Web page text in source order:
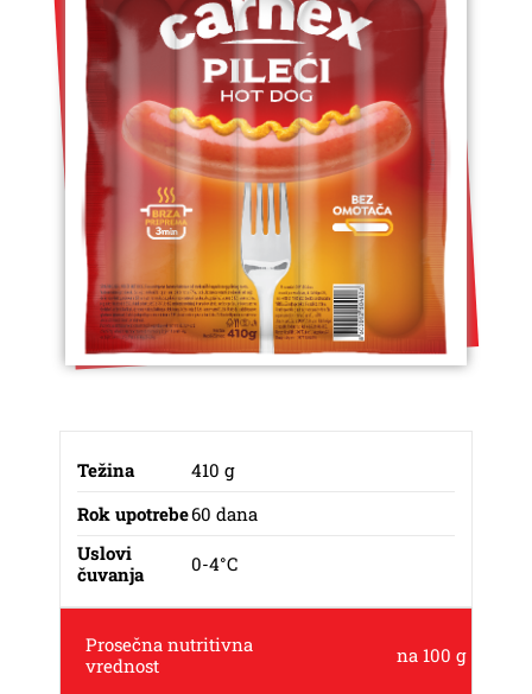
Težina
410 g
Rok upotrebe60 dana
Uslovi
čuvanja
0-4°C
Prosečna nutritivna
vrednost
na 100 g